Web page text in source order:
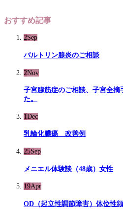
おすすめ記事
2Sep
バルトリン腺炎のご相談
2Nov
子宮腺筋症のご相談、子宮全
た。
1 Dec
乳輪化膿瘍 改善例
25Sep
メニエル体験談（48歳）女性
19Apr
OD（起立性調節障害）体位性